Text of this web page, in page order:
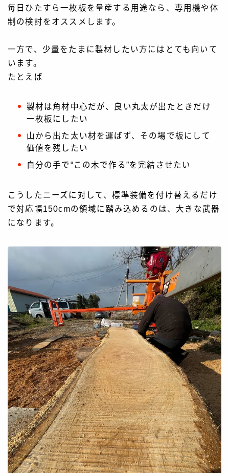
毎日ひたすら一枚板を量産する用途なら、専用機や体
制の検討をオススメします。
一方で、少量をたまに製材したい方にはとても向いて
います。
たとえば
製材は角材中心だが、良い丸太が出たときだけ
一枚板にしたい
山から出た太い材を運ばず、その場で板にして
価値を残したい
自分の手で“この木で作る”を完結させたい
こうしたニーズに対して、標準装備を付け替えるだけ
で対応幅150cmの領域に踏み込めるのは、大きな武器
になります。